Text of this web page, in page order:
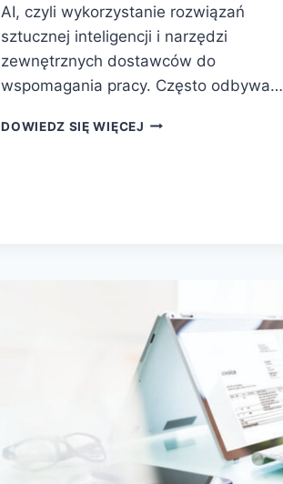
AI, czyli wykorzystanie rozwiązań
sztucznej inteligencji i narzędzi
zewnętrznych dostawców do
wspomagania pracy. Często odbywa…
DOWIEDZ SIĘ WIĘCEJ